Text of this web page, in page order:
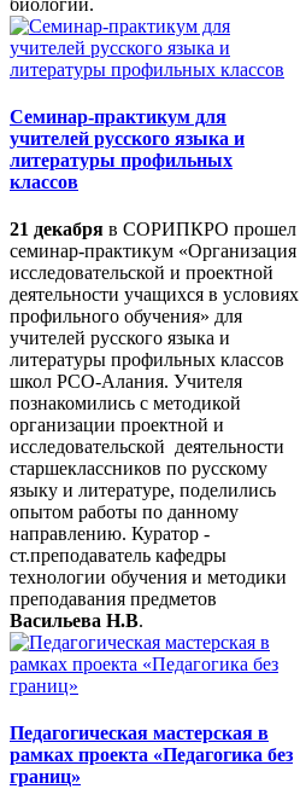
Семинар-практикум для
учителей русского языка и
литературы профильных
классов
21 декабря в СОРИПКРО прошел
семинар-практикум «Организация
исследовательской и проектной
деятельности учащихся в условиях
профильного обучения» для
учителей русского языка и
литературы профильных классов
школ РСО-Алания. Учителя
познакомились с методикой
организации проектной и
исследовательской деятельности
старшеклассников по русскому
языку и литературе, поделились
опытом работы по данному
направлению. Куратор -
ст.преподаватель кафедры
технологии обучения и методики
преподавания предметов
Васильева Н.В.
Педагогическая мастерская в
рамках проекта «Педагогика без
границ»